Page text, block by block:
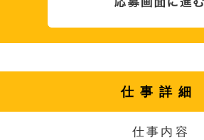
仕事詳細
仕事内容